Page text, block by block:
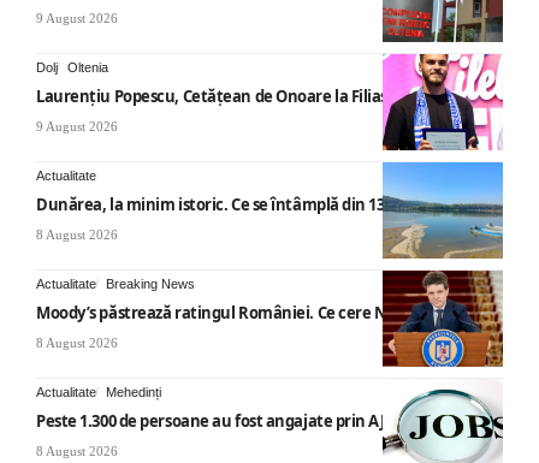
9 August 2026
Dolj Oltenia
Laurențiu Popescu, Cetățean de Onoare la Filiași
9 August 2026
Actualitate
Dunărea, la minim istoric. Ce se întâmplă din 13 august
8 August 2026
Actualitate Breaking News
Moody’s păstrează ratingul României. Ce cere Nicușor Dan
8 August 2026
Actualitate Mehedinți
Peste 1.300 de persoane au fost angajate prin AJOFM Mehedinți
8 August 2026